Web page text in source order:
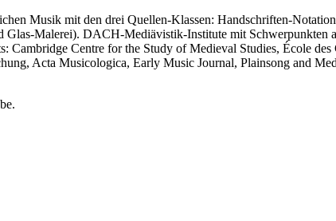
Musik mit den drei Quellen-Klassen: Handschriften-
Malerei). DACH-Mediävistik-Institute mit Schwerpunkten
Cambridge Centre for the Study of Medieval Studies, École
Acta Musicologica, Early Music Journal, Plainsong and